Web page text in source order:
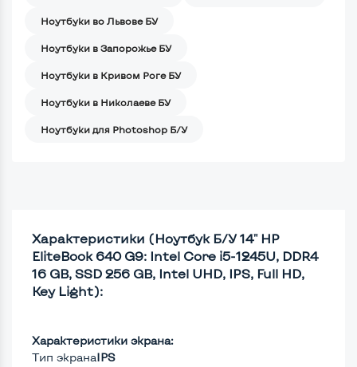
Ноутбуки во Львове БУ
Ноутбуки в Запорожье БУ
Ноутбуки в Кривом Роге БУ
Ноутбуки в Николаеве БУ
Ноутбуки для Photoshop Б/У
Характеристики (Ноутбук Б/У 14" HP
EliteBook 640 G9: Intel Core i5-1245U, DDR4
16 GB, SSD 256 GB, Intel UHD, IPS, Full HD,
Key Light):
Характеристики экрана:
Тип экранаIPS